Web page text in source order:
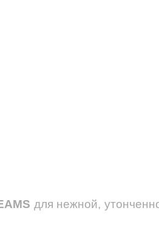
для нежной,